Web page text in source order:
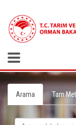
Arama Tam